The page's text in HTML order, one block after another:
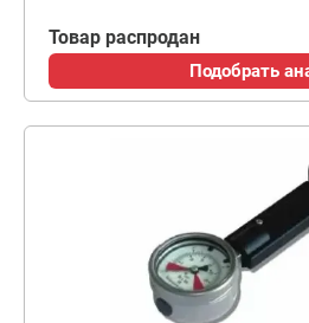
Товар распродан
Подобрать